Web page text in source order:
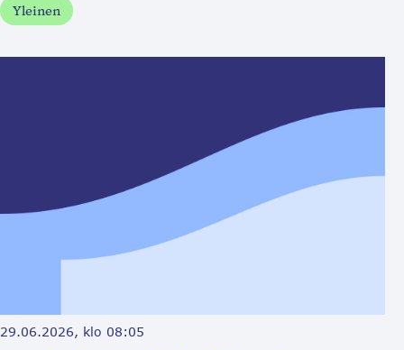
Yleinen
29.06.2026, klo 08:05